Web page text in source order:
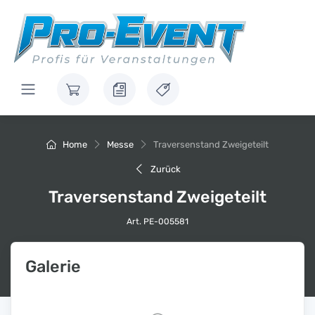
Home Messe Traversenstand Zweigeteilt
Zurück
Traversenstand Zweigeteilt
Art. PE-005581
Galerie